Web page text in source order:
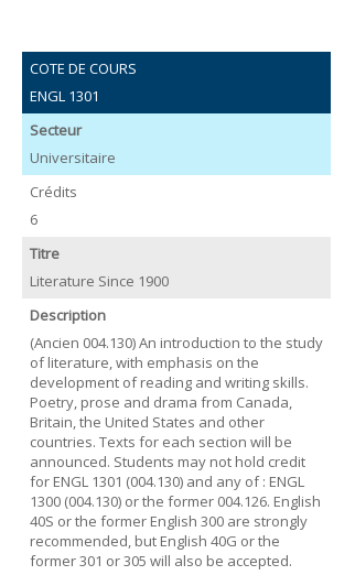
COTE DE COURS
ENGL 1301
Secteur
Universitaire
Crédits
6
Titre
Literature Since 1900
Description
(Ancien 004.130) An introduction to the study
of literature, with emphasis on the
development of reading and writing skills.
Poetry, prose and drama from Canada,
Britain, the United States and other
countries. Texts for each section will be
announced. Students may not hold credit
for ENGL 1301 (004.130) and any of : ENGL
1300 (004.130) or the former 004.126. English
40S or the former English 300 are strongly
recommended, but English 40G or the
former 301 or 305 will also be accepted.